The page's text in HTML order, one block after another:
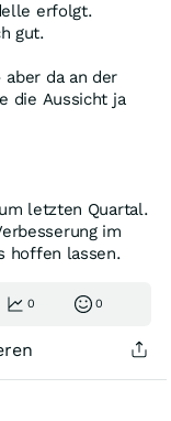
erfolgt.
gut.
da an der
die Aussicht ja
letzten Quartal.
im
hoffen lassen.
0 0